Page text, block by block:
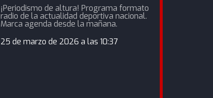
¡Periodismo de altura! Programa formato
radio de la actualidad deportiva nacional.
Marca agenda desde la mañana.
25 de marzo de 2026 a las 10:37